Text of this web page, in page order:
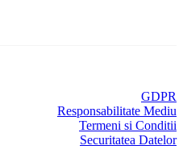
GDPR
Responsabilitate Mediu
Termeni si Conditii
Securitatea Datelor